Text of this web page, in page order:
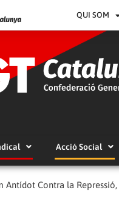
QUI SOM
Acció Social
Antídot Contra la